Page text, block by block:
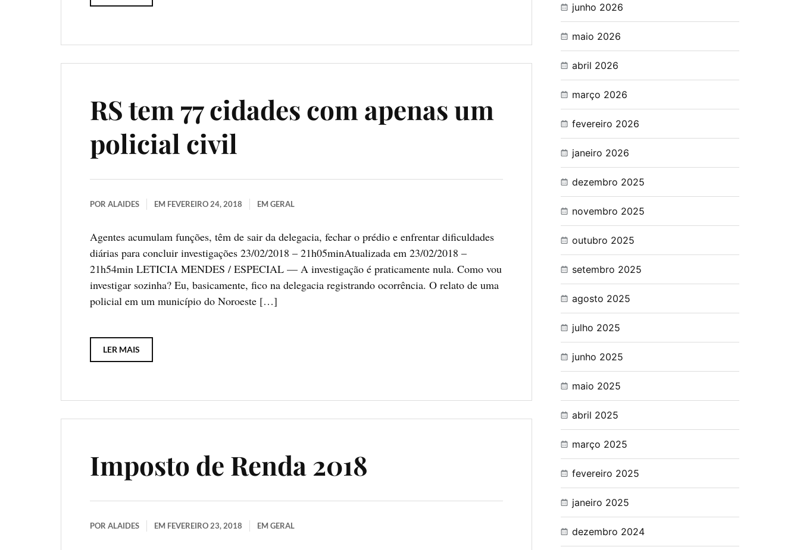
RS tem 77 cidades com apenas um
policial civil
POR ALAIDES EM FEVEREIRO 24, 2018 EM GERAL
Agentes acumulam funções, têm de sair da delegacia, fechar o prédio e enfrentar dificuldades
diárias para concluir investigações 23/02/2018 – 21h05minAtualizada em 23/02/2018 –
21h54min LETICIA MENDES / ESPECIAL — A investigação é praticamente nula. Como vou
investigar sozinha? Eu, basicamente, fico na delegacia registrando ocorrência. O relato de uma
policial em um município do Noroeste […]
LER MAIS
Imposto de Renda 2018
POR ALAIDES EM FEVEREIRO 23, 2018 EM GERAL
junho 2026
maio 2026
abril 2026
março 2026
fevereiro 2026
janeiro 2026
dezembro 2025
novembro 2025
outubro 2025
setembro 2025
agosto 2025
julho 2025
junho 2025
maio 2025
abril 2025
março 2025
fevereiro 2025
janeiro 2025
dezembro 2024